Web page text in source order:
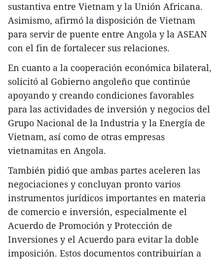
sustantiva entre Vietnam y la Unión Africana.
Asimismo, afirmó la disposición de Vietnam
para servir de puente entre Angola y la ASEAN
con el fin de fortalecer sus relaciones.
En cuanto a la cooperación económica bilateral,
solicitó al Gobierno angoleño que continúe
apoyando y creando condiciones favorables
para las actividades de inversión y negocios del
Grupo Nacional de la Industria y la Energía de
Vietnam, así como de otras empresas
vietnamitas en Angola.
También pidió que ambas partes aceleren las
negociaciones y concluyan pronto varios
instrumentos jurídicos importantes en materia
de comercio e inversión, especialmente el
Acuerdo de Promoción y Protección de
Inversiones y el Acuerdo para evitar la doble
imposición. Estos documentos contribuirían a